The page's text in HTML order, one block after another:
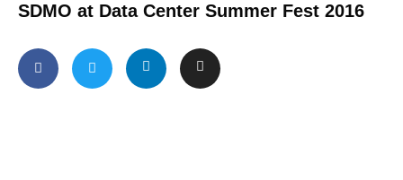
SDMO at Data Center Summer Fest 2016